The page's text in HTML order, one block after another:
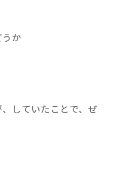
か
していたことで、ぜ